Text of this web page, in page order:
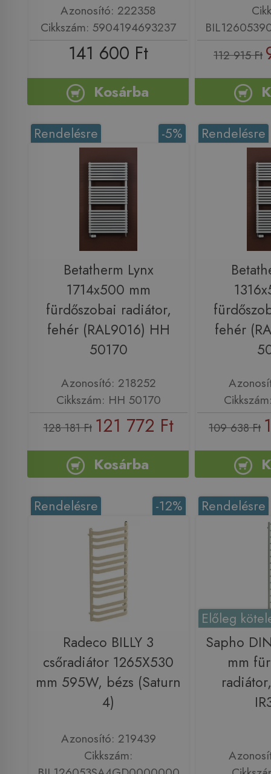
Azonosító: 222358
Cikkszám: 5904194693237
141 600 Ft
Kosárba
112 915 Ft
-5%
Rendelésre
Betatherm Lynx
1714x500 mm
fürdőszobai radiátor,
fehér (RAL9016) HH
50170
Azonosító: 218252
Cikkszám: HH 50170
128 181 Ft 121 772 Ft
Kosárba
Rendelésre
fehér
109 638 Ft
-12%
Rendelésre
Radeco BILLY 3
csőradiátor 1265X530
mm 595W, bézs (Saturn
4)
Azonosító: 219439
Cikkszám:
Rendelésre
Előleg
Sapho
mm